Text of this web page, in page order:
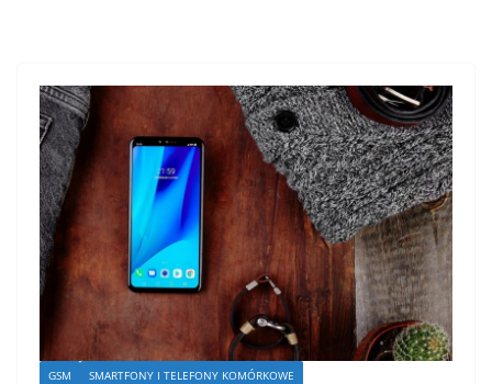
GSM SMARTFONY I TELEFONY KOMÓRKOWE